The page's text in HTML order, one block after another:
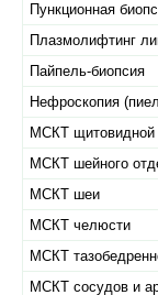
Пункционная
Плазмолифтинг
Пайпель-биопсия
Нефроскопия
МСКТ
МСКТ шейного
МСКТ шеи
МСКТ челюсти
МСКТ
МСКТ сосудов и